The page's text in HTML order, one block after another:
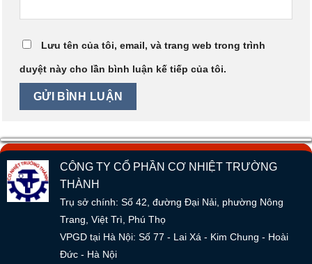
Lưu tên của tôi, email, và trang web trong trình
duyệt này cho lần bình luận kế tiếp của tôi.
CÔNG TY CỔ PHẦN CƠ NHIỆT TRƯỜNG
THÀNH
Trụ sở chính: Số 42, đường Đại Nải, phường Nông
Trang, Việt Trì, Phú Thọ
VPGD tại Hà Nội: Số 77 - Lai Xá - Kim Chung - Hoài
Đức - Hà Nội